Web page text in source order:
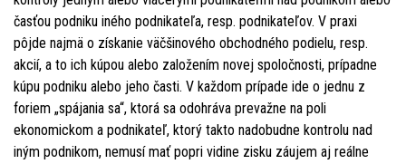
časťou podniku iného podnikateľa, resp. podnikateľov. V praxi
pôjde najmä o získanie väčšinového obchodného podielu, resp.
akcií, a to ich kúpou alebo založením novej spoločnosti, prípadne
kúpu podniku alebo jeho časti. V každom prípade ide o jednu z
foriem „spájania sa“, ktorá sa odohráva prevažne na poli
ekonomickom a podnikateľ, ktorý takto nadobudne kontrolu nad
iným podnikom, nemusí mať popri vidine zisku záujem aj reálne